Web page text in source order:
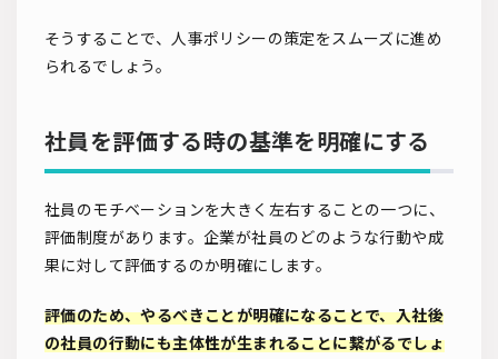
そうすることで、人事ポリシーの策定をスムーズに進め
られるでしょう。
社員を評価する時の基準を明確にする
社員のモチベーションを大きく左右することの一つに、
評価制度があります。企業が社員のどのような行動や成
果に対して評価するのか明確にします。
評価のため、やるべきことが明確になることで、入社後
の社員の行動にも主体性が生まれることに繋がるでしょ